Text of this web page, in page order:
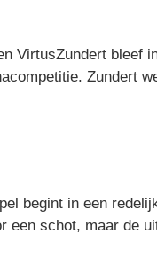
VirtusZundert bleef
Zundert
begint in een
een schot, maar de